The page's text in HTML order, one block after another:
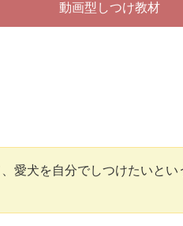
動画型しつけ教材
愛犬を自分でしつけたいとい